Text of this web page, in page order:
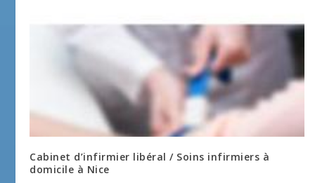
Cabinet d’infirmier libéral / Soins infirmiers à
domicile à Nice